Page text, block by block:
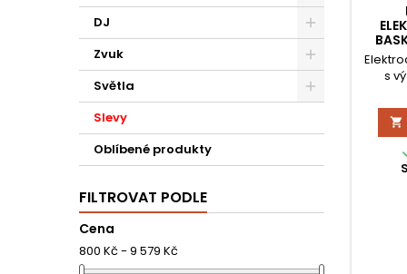
DJ
Zvuk
Světla
Slevy
Oblíbené produkty
FILTROVAT PODLE
Cena
800 Kč - 9 579 Kč
s
